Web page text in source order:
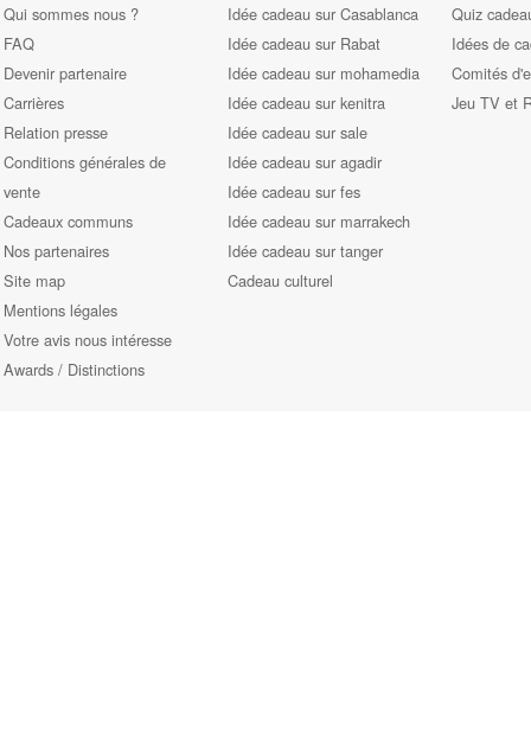
Qui sommes nous ?
FAQ
Devenir partenaire
Carrières
Relation presse
Conditions générales de
vente
Cadeaux communs
Nos partenaires
Site map
Mentions légales
Votre avis nous intéresse
Awards / Distinctions
Idée cadeau sur Casablanca
Idée cadeau sur Rabat
Idée cadeau sur mohamedia
Idée cadeau sur kenitra
Idée cadeau sur sale
Idée cadeau sur agadir
Idée cadeau sur fes
Idée cadeau sur marrakech
Idée cadeau sur tanger
Cadeau culturel
Quiz
Idées de
Comités
Jeu TV et